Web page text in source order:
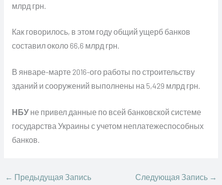
млрд грн.
Как говорилось, в этом году общий ущерб банков
составил около 66,6 млрд грн.
В январе-марте 2016-ого работы по строительству
зданий и сооружений выполнены на 5,429 млрд грн.
НБУне привел данные по всей банковской системе
государства Украины с учетом неплатежеспособных
банков.
← Предыдущая Запись Следующая Запись →